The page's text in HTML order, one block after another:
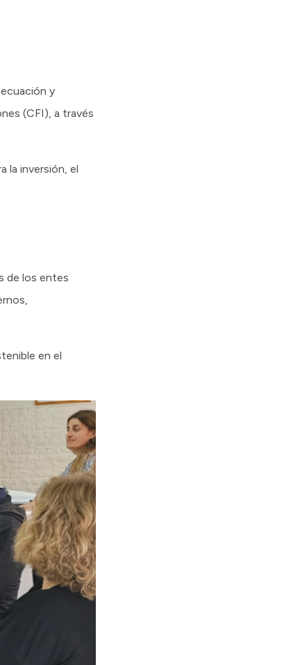
y
(CFI), a través
la inversión, el
de los entes
en el